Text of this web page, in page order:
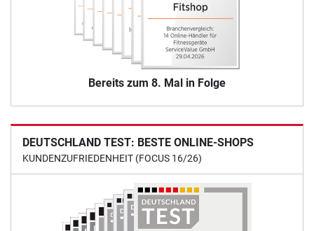
Bereits zum 8. Mal in Folge
DEUTSCHLAND TEST: BESTE ONLINE-SHOPS
KUNDENZUFRIEDENHEIT (FOCUS 16/26)